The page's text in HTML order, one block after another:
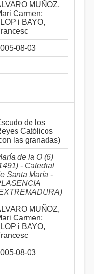
MUÑOZ,
Carmen;
i BAYO,
08-03
de los
Católicos
las granadas)
de la O (6)
- Catedral
Santa María -
MUÑOZ,
Carmen;
i BAYO,
08-03